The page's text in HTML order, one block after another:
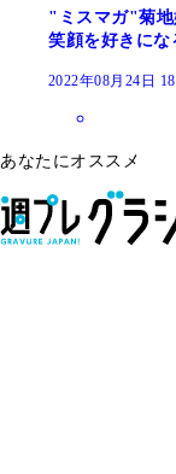
"ミスマガ"菊地
笑顔を好きにな
2022年08月24日
あなたにオススメ